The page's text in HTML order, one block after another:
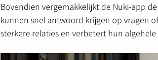
Bovendien vergemakkelijkt de Nuki-app
kunnen snel antwoord krijgen op vragen
sterkere relaties en verbetert hun